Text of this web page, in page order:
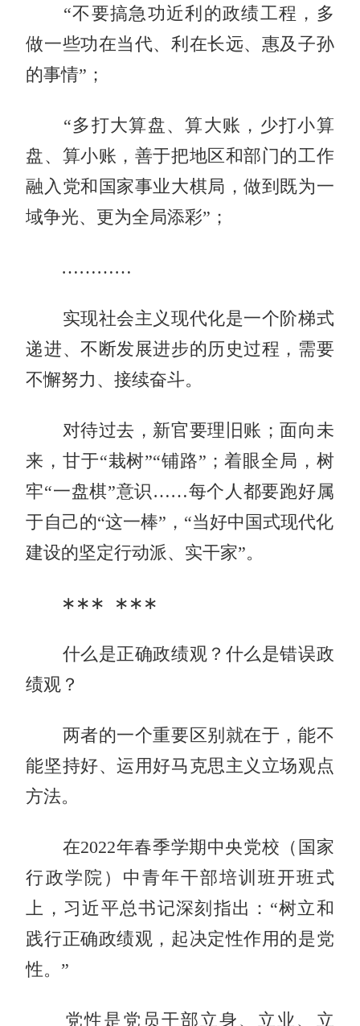
“不要搞急功近利的政绩工程，多
做一些功在当代、利在长远、惠及子孙
的事情”；
“多打大算盘、算大账，少打小算
盘、算小账，善于把地区和部门的工作
融入党和国家事业大棋局，做到既为一
域争光、更为全局添彩”；
…………
实现社会主义现代化是一个阶梯式
递进、不断发展进步的历史过程，需要
不懈努力、接续奋斗。
对待过去，新官要理旧账；面向未
来，甘于“栽树”“铺路”；着眼全局，树
牢“一盘棋”意识……每个人都要跑好属
于自己的“这一棒”，“当好中国式现代化
建设的坚定行动派、实干家”。
∗∗∗ ∗∗∗
什么是正确政绩观？什么是错误政
绩观？
两者的一个重要区别就在于，能不
能坚持好、运用好马克思主义立场观点
方法。
在2022年春季学期中央党校（国家
行政学院）中青年干部培训班开班式
上，习近平总书记深刻指出：“树立和
践行正确政绩观，起决定性作用的是党
性。”
党性是党员干部立身、立业、立